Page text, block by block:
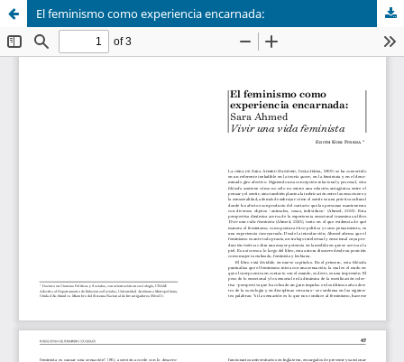
El feminismo como experiencia encarnada: